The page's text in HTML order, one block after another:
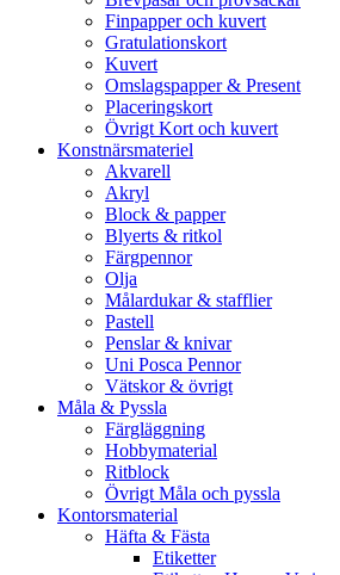
Finpapper och kuvert
Gratulationskort
Kuvert
Omslagspapper & Present
Placeringskort
Övrigt Kort och kuvert
Konstnärsmateriel
Akvarell
Akryl
Block & papper
Blyerts & ritkol
Färgpennor
Olja
Målardukar & stafflier
Pastell
Penslar & knivar
Uni Posca Pennor
Vätskor & övrigt
Måla & Pyssla
Färgläggning
Hobbymaterial
Ritblock
Övrigt Måla och pyssla
Kontorsmaterial
Häfta & Fästa
Etiketter